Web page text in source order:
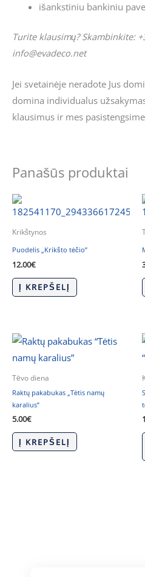
išankstiniu bankiniu
Turite klausimų? Skambinkite:
info@evadeco.net
Jei svetainėje neradote Jus
domina individualus
klausimus ir mes
Panašūs produktai
Krikštynos
Puodelis „Krikšto tėčio”
12.00€
Į KREPŠELĮ
Tėvo diena
Raktų pakabukas „Tėtis namų
karalius”
5.00€
Į KREPŠELĮ